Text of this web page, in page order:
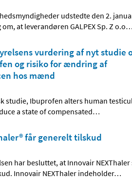
udstedte den 2.
at leverandøren GALPEX Sp. Z o.o…
vurdering af nyt studie
og risiko for ændring af
hos mænd
studie, Ibuprofen alters human
a state of compensated…
får generelt tilskud
har besluttet, at Innovair NEXThaler
Innovair NEXThaler indeholder…